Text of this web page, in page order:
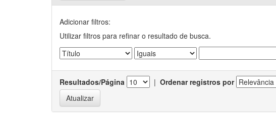
Adicionar filtros:
Utilizar filtros para refinar o resultado de busca.
Resultados/Página | Ordenar registros por